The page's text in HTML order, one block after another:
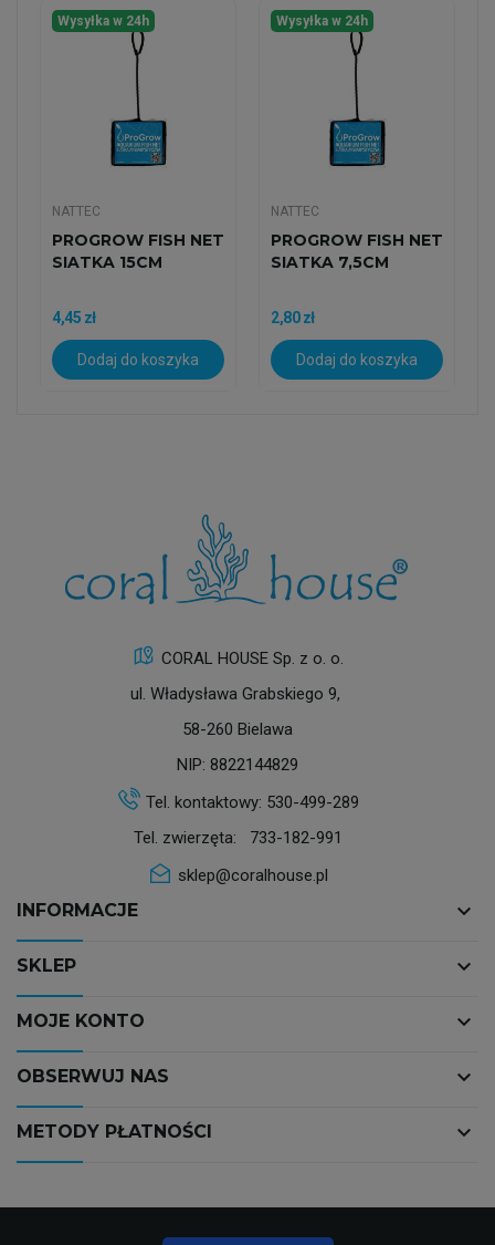
Wysyłka w 24h
NATTEC
PROGROW FISH NET
SIATKA 15CM
4,45 zł
Dodaj do koszyka
Wysyłka w 24h
NATTEC
PROGROW FISH NET
SIATKA 7,5CM
2,80 zł
Dodaj do koszyka
CORAL HOUSE Sp. z o. o.
ul. Władysława Grabskiego 9,
58-260 Bielawa
NIP: 8822144829
Tel. kontaktowy: 530-499-289
Tel. zwierzęta: 733-182-991
sklep@coralhouse.pl
INFORMACJE keyboard_arrow_down
SKLEP keyboard_arrow_down
MOJE KONTO keyboard_arrow_down
OBSERWUJ NAS keyboard_arrow_down
METODY PŁATNOŚCI keyboard_arrow_down